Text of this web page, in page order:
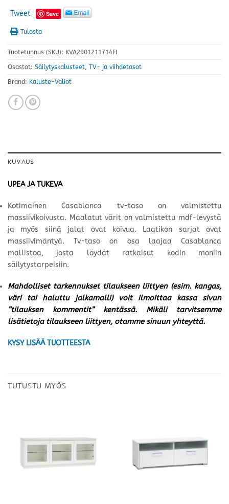
Tweet Save
Tulosta
Tuotetunnus (SKU): KVA2901211714FI
Osastot: Säilytyskalusteet TV- ja viihdetasot
Brand: Kaluste-Valiot
KUVAUS
UPEA JA TUKEVA
Kotimainen Casablanca tv-taso on valmistettu
massiivikoivusta. Maalatut värit on valmistettu mdf-levystä
ja myös siinä jalat ovat koivua. Laatikon sarjat ovat
massiivimäntyä. Tv-taso on osa laajaa Casablanca
mallistoa, josta löydät ratkaisut kodin moniin
säilytystarpeisiin.
Mahdolliset tarkennukset tilaukseen liittyen (esim. kangas,
väri tai haluttu jalkamalli) voit ilmoittaa kassa sivun
”tilauksen kommentit” kentässä. Mikäli tarvitsemme
lisätietoja tilaukseen liittyen, otamme sinuun yhteyttä.
KYSY LISÄÄ TUOTTEESTA
TUTUSTU MYÖS